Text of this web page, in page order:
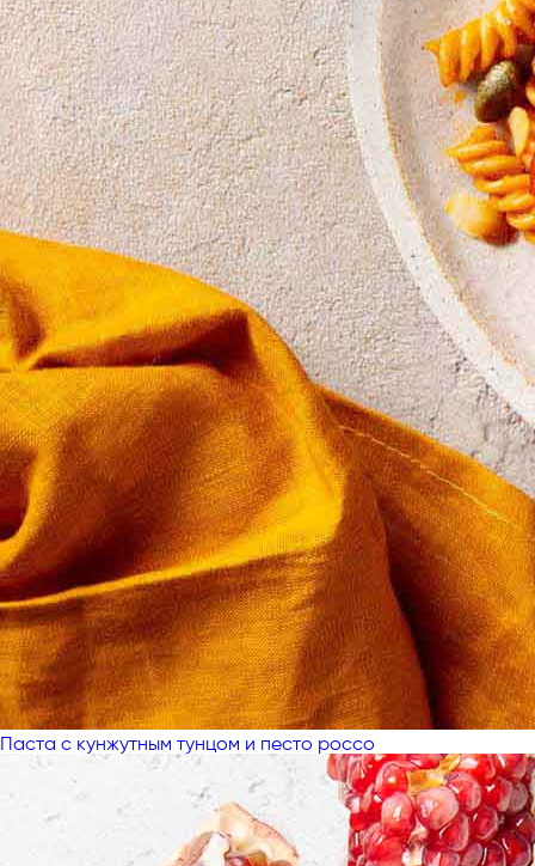
Паста с кунжутным тунцом и песто россо